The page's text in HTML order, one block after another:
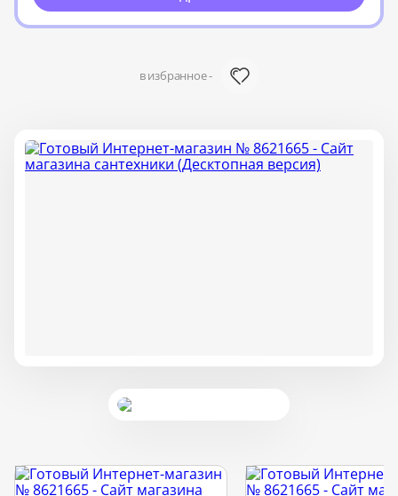
в избранное -